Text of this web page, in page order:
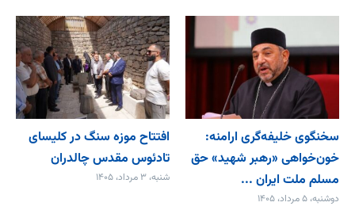
سخنگوی خلیفه‌گری ارامنه:
خون‌خواهی «رهبر شهید» حق
مسلم ملت ایران ...
دوشنبه، ۵ مرداد، ۱۴۰۵
افتتاح موزه سنگ در کلیسای
تادئوس مقدس چالدران
شنبه، ۳ مرداد، ۱۴۰۵